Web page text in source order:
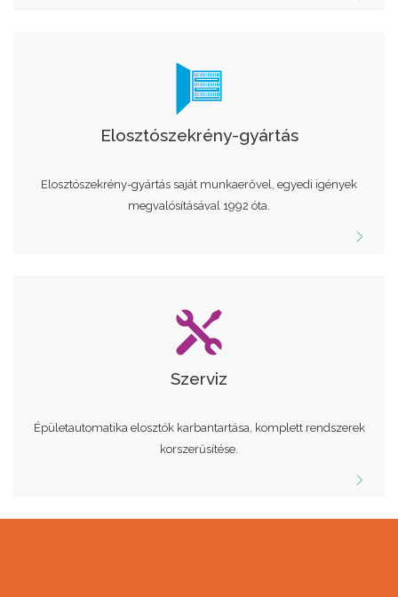
Elosztószekrény-gyártás
Elosztószekrény-gyártás saját munkaerővel, egyedi igények
megvalósításával 1992 óta.
Szerviz
Épületautomatika elosztók karbantartása, komplett rendszerek
korszerűsítése.